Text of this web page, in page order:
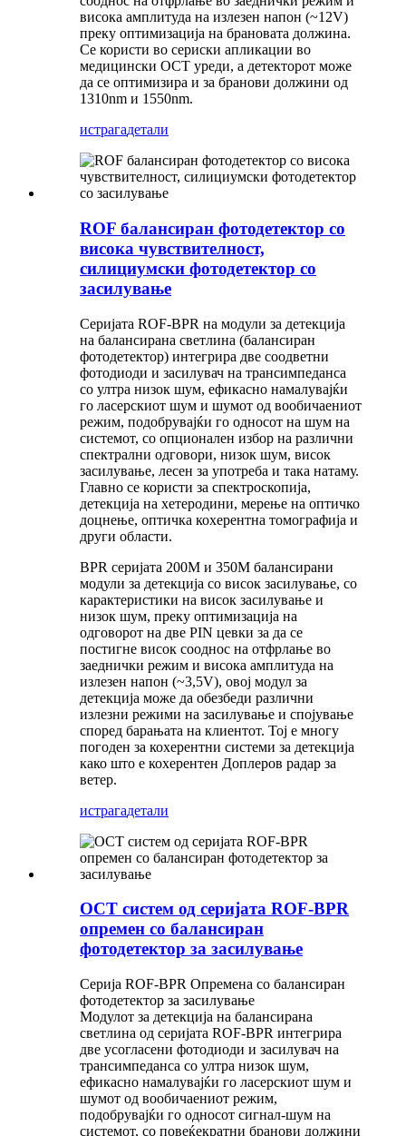
висока амплитуда на излезен напон (~12V)
преку оптимизација на брановата должина.
Се користи во сериски апликации во
медицински OCT уреди, а детекторот може
да се оптимизира и за бранови должини од
1310nm и 1550nm.
истрагадетали
ROF балансиран фотодетектор со
висока чувствителност,
силициумски фотодетектор со
засилување
Серијата ROF-BPR на модули за детекција
на балансирана светлина (балансиран
фотодетектор) интегрира две соодветни
фотодиоди и засилувач на трансимпеданса
со ултра низок шум, ефикасно намалувајќи
го ласерскиот шум и шумот од вообичаениот
режим, подобрувајќи го односот на шум на
системот, со опционален избор на различни
спектрални одговори, низок шум, висок
засилување, лесен за употреба и така натаму.
Главно се користи за спектроскопија,
детекција на хетеродини, мерење на оптичко
доцнење, оптичка кохерентна томографија и
други области.
BPR серијата 200M и 350M балансирани
модули за детекција со висок засилување, со
карактеристики на висок засилување и
низок шум, преку оптимизација на
одговорот на две PIN цевки за да се
постигне висок сооднос на отфрлање во
заеднички режим и висока амплитуда на
излезен напон (~3,5V), овој модул за
детекција може да обезбеди различни
излезни режими на засилување и спојување
според барањата на клиентот. Тој е многу
погоден за кохерентни системи за детекција
како што е кохерентен Доплеров радар за
ветер.
истрагадетали
OCT систем од серијата ROF-BPR
опремен со балансиран
фотодетектор за засилување
Серија ROF-BPR Опремена со балансиран
фотодетектор за засилување
Модулот за детекција на балансирана
светлина од серијата ROF-BPR интегрира
две усогласени фотодиоди и засилувач на
трансимпеданса со ултра низок шум,
ефикасно намалувајќи го ласерскиот шум и
шумот од вообичаениот режим,
подобрувајќи го односот сигнал-шум на
системот, со повеќекратни бранови должини